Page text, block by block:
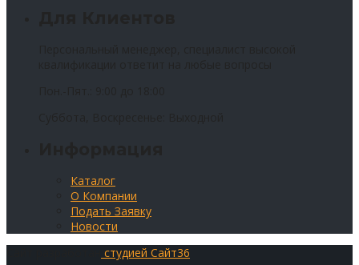
Каталог
О Компании
Подать Заявку
Новости
студией Сайт36